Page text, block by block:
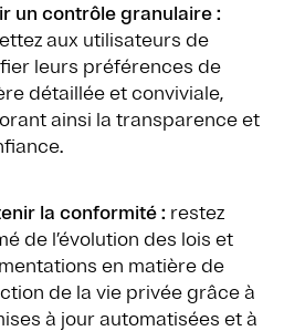
un contrôle granulaire :
aux utilisateurs de
leurs préférences de
détaillée et conviviale,
ainsi la transparence et
la conformité : restez
de l’évolution des lois et
en matière de
de la vie privée grâce à
à jour automatisées et à